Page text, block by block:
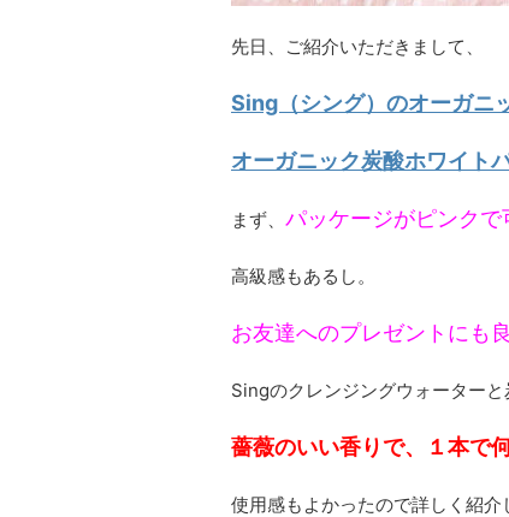
先日、ご紹介いただきまして、
Sing（シング）のオーガニ
オーガニック炭酸ホワイト
まず、 パッケージがピンクで
高級感もあるし。
お友達へのプレゼントにも
Singのクレンジングウォーターと
薔薇のいい香りで、１本で
使用感もよかったので詳しく紹介